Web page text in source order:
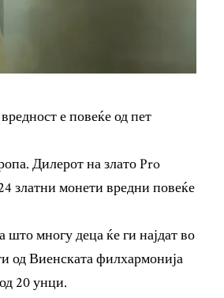
е повеќе од пет
Дилерот на злато Pro
златни монети вредни повеќе
многу деца ќе ги најдат во
од Виенската филхармонија
20 унци.